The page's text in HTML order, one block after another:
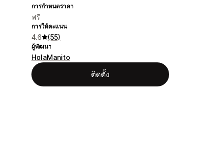
การกำหนดราคา
ฟรี
การให้คะแนน
4.6 (55)
ผู้พัฒนา
HolaManito
ติดตั้ง